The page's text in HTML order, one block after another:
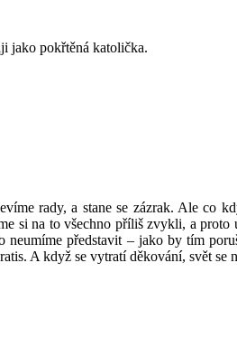
jako pokřtěná katolička.
rady, a stane se zázrak. Ale
si na to všechno příliš zvykli, a
představit – jako by tím
A když se vytratí děkování, svět se